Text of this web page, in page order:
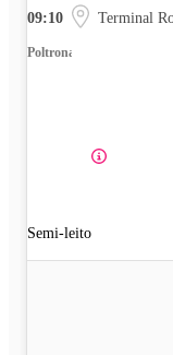
09:10 Terminal
Poltrona
Semi-leito